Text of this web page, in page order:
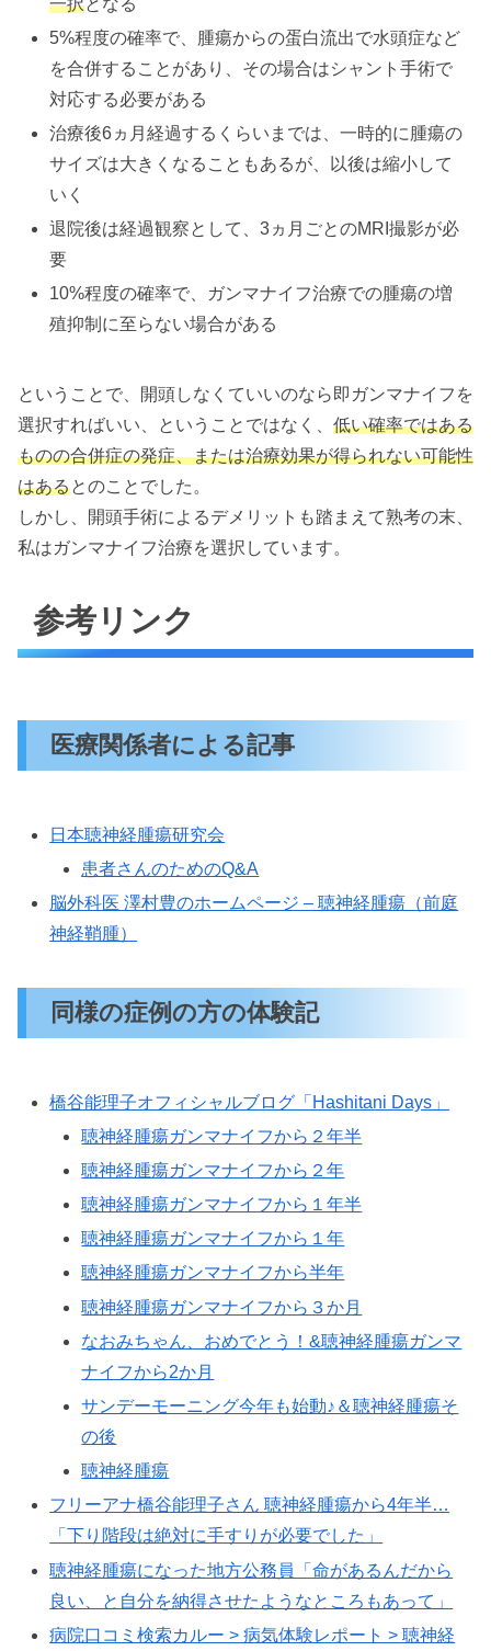
5%程度の確率で、腫瘍からの蛋白流出で水頭症など
を合併することがあり、その場合はシャント手術で
対応する必要がある
治療後6ヵ月経過するくらいまでは、一時的に腫瘍の
サイズは大きくなることもあるが、以後は縮小して
いく
退院後は経過観察として、3ヵ月ごとのMRI撮影が必
要
10%程度の確率で、ガンマナイフ治療での腫瘍の増
殖抑制に至らない場合がある
ということで、開頭しなくていいのなら即ガンマナイフを
選択すればいい、ということではなく、 低い確率ではある
ものの合併症の発症、または治療効果が得られない可能性
はあるとのことでした。
しかし、開頭手術によるデメリットも踏まえて熟考の末、
私はガンマナイフ治療を選択しています。
参考リンク
医療関係者による記事
日本聴神経腫瘍研究会
患者さんのためのQ&A
脳外科医 澤村豊のホームページ – 聴神経腫瘍（前庭
神経鞘腫）
同様の症例の方の体験記
橋谷能理子オフィシャルブログ「Hashitani Days」
聴神経腫瘍ガンマナイフから２年半
聴神経腫瘍ガンマナイフから２年
聴神経腫瘍ガンマナイフから１年半
聴神経腫瘍ガンマナイフから１年
聴神経腫瘍ガンマナイフから半年
聴神経腫瘍ガンマナイフから３か月
なおみちゃん、おめでとう！&聴神経腫瘍ガンマ
ナイフから2か月
サンデーモーニング今年も始動♪＆聴神経腫瘍そ
の後
聴神経腫瘍
フリーアナ橋谷能理子さん 聴神経腫瘍から4年半…
「下り階段は絶対に手すりが必要でした」
聴神経腫瘍になった地方公務員「命があるんだから
良い、と自分を納得させたようなところもあって」
病院口コミ検索カルー > 病気体験レポート > 聴神経